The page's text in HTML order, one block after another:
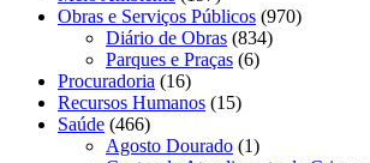
Obras e Serviços Públicos (970)
Diário de Obras (834)
Parques e Praças (6)
Procuradoria (16)
Recursos Humanos (15)
Saúde (466)
Agosto Dourado (1)